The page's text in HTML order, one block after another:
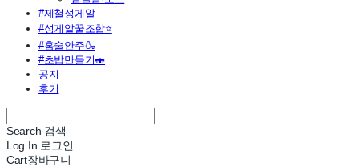
#제철성게알
#성게알꿀조합⭐
#홈술안주🍶
#초밥만들기🍣
공지
후기
Search 검색
Log In 로그인
Cart장바구니